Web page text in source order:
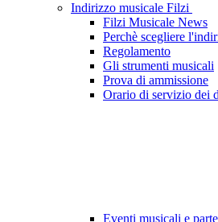
Indirizzo musicale Filzi
Filzi Musicale News
Perchè scegliere
Regolamento
Gli strumenti musicali
Prova di ammissione
Orario di servizio dei
Eventi musicali e